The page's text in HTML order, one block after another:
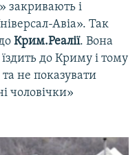
закривають і
Авіа». Так
Крим.Реалії. Вона
до Криму і тому
та не показувати
чоловічки»